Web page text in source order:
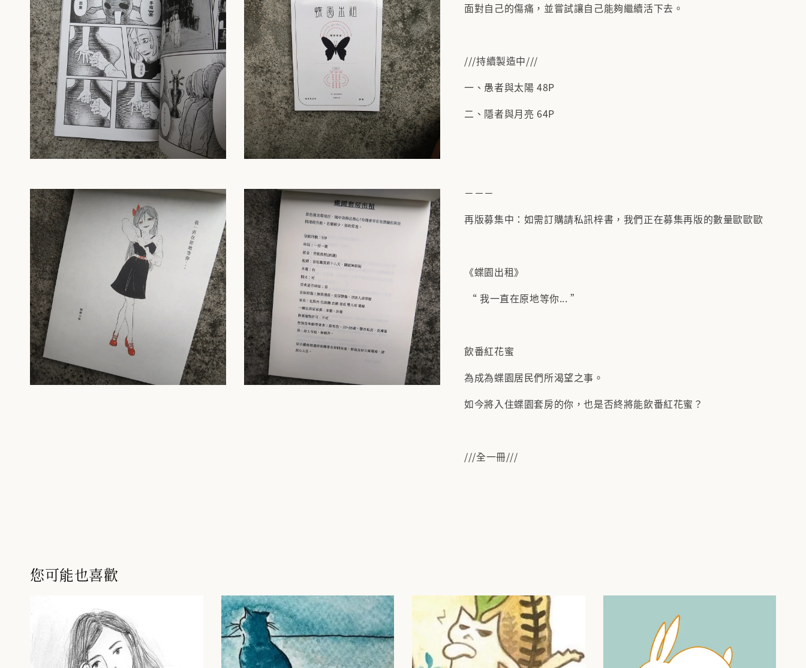
面對自己的傷痛，並嘗試讓自己能夠繼續活下去。
///持續製造中///
一、愚者與太陽 48P
二、隱者與月亮 64P
－－－
再版募集中：如需訂購請私訊梓書，我們正在募集再版的數量歐歐歐
《蝶園出租》
“ 我一直在原地等你... ”
飲番紅花蜜
為成為蝶園居民們所渴望之事。
如今將入住蝶園套房的你，也是否終將能飲番紅花蜜？
///全一冊///
您可能也喜歡